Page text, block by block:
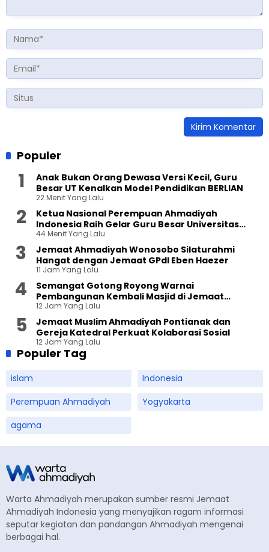
Populer
Anak Bukan Orang Dewasa Versi Kecil, Guru
Besar UT Kenalkan Model Pendidikan BERLIAN
22 Menit Yang Lalu
Ketua Nasional Perempuan Ahmadiyah
Indonesia Raih Gelar Guru Besar Universitas
Terbuka
44 Menit Yang Lalu
Jemaat Ahmadiyah Wonosobo Silaturahmi
Hangat dengan Jemaat GPdI Eben Haezer
11 Jam Yang Lalu
Semangat Gotong Royong Warnai
Pembangunan Kembali Masjid di Jemaat
Ahmadiyah Sukapura
12 Jam Yang Lalu
Jemaat Muslim Ahmadiyah Pontianak dan
Gereja Katedral Perkuat Kolaborasi Sosial
12 Jam Yang Lalu
Populer Tag
islam
Indonesia
Perempuan Ahmadiyah
Yogyakarta
agama
Warta Ahmadiyah merupakan sumber resmi Jemaat
Ahmadiyah Indonesia yang menyajikan ragam informasi
seputar kegiatan dan pandangan Ahmadiyah mengenai
berbagai hal.